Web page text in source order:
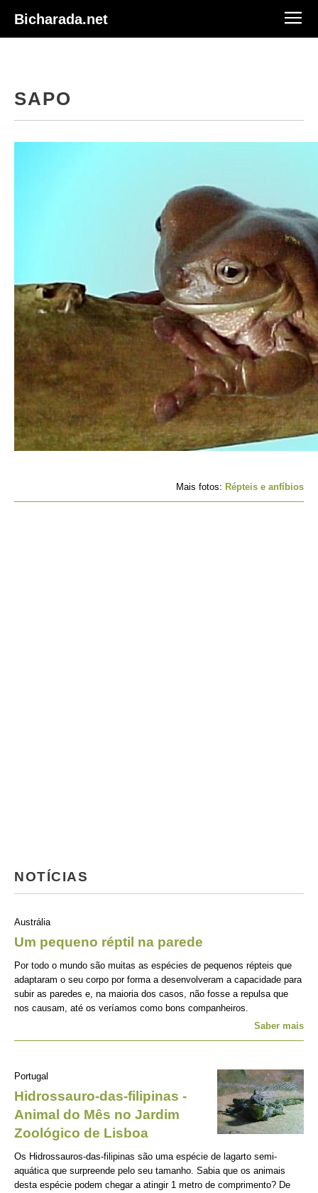
Bicharada.net
SAPO
Mais fotos: Répteis e anfíbios
NOTÍCIAS
Austrália
Um pequeno réptil na parede
Por todo o mundo são muitas as espécies de pequenos répteis que
adaptaram o seu corpo por forma a desenvolveram a capacidade para
subir as paredes e, na maioria dos casos, não fosse a repulsa que
nos causam, até os veríamos como bons companheiros.
Saber mais
Portugal
Hidrossauro-das-filipinas -
Animal do Mês no Jardim
Zoológico de Lisboa
Os Hidrossauros-das-filipinas são uma espécie de lagarto semi-
aquática que surpreende pelo seu tamanho. Sabia que os animais
desta espécie podem chegar a atingir 1 metro de comprimento? De